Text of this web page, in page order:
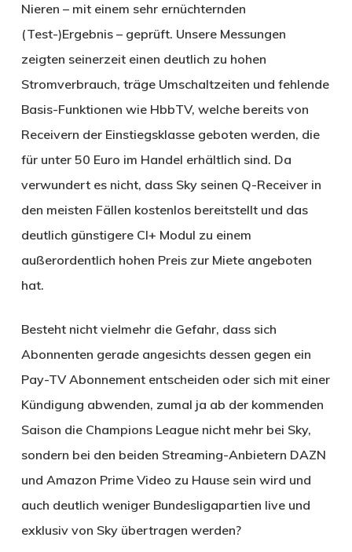
Nieren – mit einem sehr ernüchternden
(Test-)Ergebnis – geprüft. Unsere Messungen
zeigten seinerzeit einen deutlich zu hohen
Stromverbrauch, träge Umschaltzeiten und fehlende
Basis-Funktionen wie HbbTV, welche bereits von
Receivern der Einstiegsklasse geboten werden, die
für unter 50 Euro im Handel erhältlich sind. Da
verwundert es nicht, dass Sky seinen Q-Receiver in
den meisten Fällen kostenlos bereitstellt und das
deutlich günstigere CI+ Modul zu einem
außerordentlich hohen Preis zur Miete angeboten
hat.
Besteht nicht vielmehr die Gefahr, dass sich
Abonnenten gerade angesichts dessen gegen ein
Pay-TV Abonnement entscheiden oder sich mit einer
Kündigung abwenden, zumal ja ab der kommenden
Saison die Champions League nicht mehr bei Sky,
sondern bei den beiden Streaming-Anbietern DAZN
und Amazon Prime Video zu Hause sein wird und
auch deutlich weniger Bundesligapartien live und
exklusiv von Sky übertragen werden?